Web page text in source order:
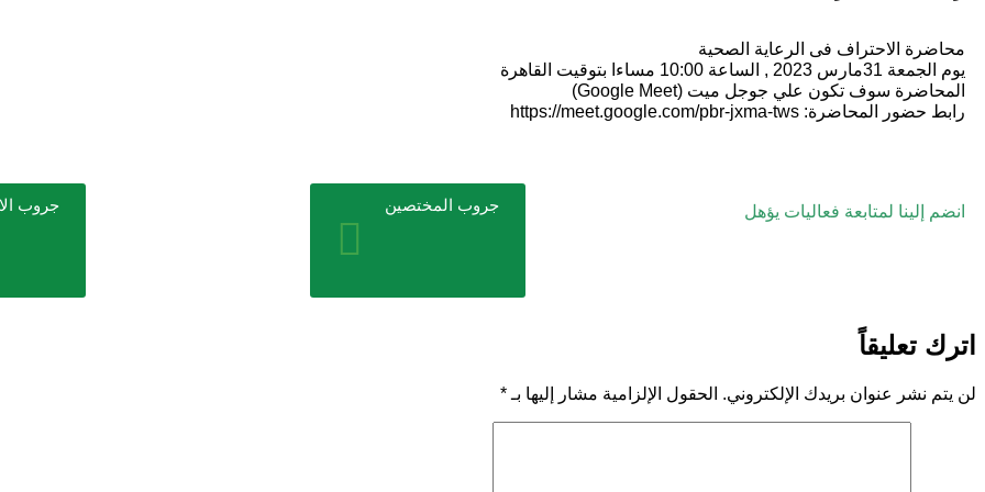
محاضرة الاحتراف فى الرعاية الصحية
يوم الجمعة 31مارس 2023 , الساعة 10:00 مساءا بتوقيت القاهرة
المحاضرة سوف تكون علي جوجل ميت (Google Meet)
رابط حضور المحاضرة: https://meet.google.com/pbr-jxma-tws
انضم إلينا لمتابعة فعاليات يؤهل جروب المختصين جروب
اترك تعليقاً
لن يتم نشر عنوان بريدك الإلكتروني. الحقول الإلزامية مشار إليها بـ *